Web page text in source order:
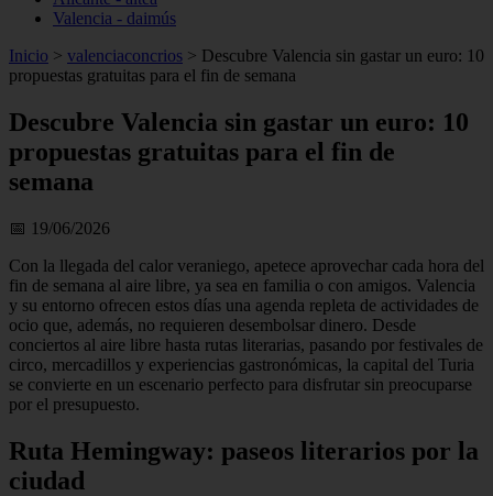
Valencia - daimús
Inicio > valenciaconcrios > Descubre Valencia sin gastar un euro: 10
propuestas gratuitas para el fin de semana
Descubre Valencia sin gastar un euro: 10
propuestas gratuitas para el fin de
semana
📅 19/06/2026
Con la llegada del calor veraniego, apetece aprovechar cada hora del
fin de semana al aire libre, ya sea en familia o con amigos. Valencia
y su entorno ofrecen estos días una agenda repleta de actividades de
ocio que, además, no requieren desembolsar dinero. Desde
conciertos al aire libre hasta rutas literarias, pasando por festivales de
circo, mercadillos y experiencias gastronómicas, la capital del Turia
se convierte en un escenario perfecto para disfrutar sin preocuparse
por el presupuesto.
Ruta Hemingway: paseos literarios por la
ciudad